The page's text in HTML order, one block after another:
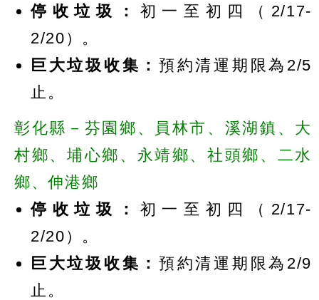
停收垃圾： 初一至初四（2/17-
2/20）。
巨大垃圾收集：預約清運期限為2/5
止。
彰化縣－芬園鄉、員林市、溪湖鎮、大
村鄉、埔心鄉、永靖鄉、社頭鄉、二水
鄉、伸港鄉
停收垃圾： 初一至初四（2/17-
2/20）。
巨大垃圾收集：預約清運期限為2/9
止。